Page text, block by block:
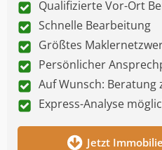
Qualifizierte Vor-Ort
Schnelle Bearbeitung
Größtes
Persönlicher
Auf Wunsch: Beratung
Express-Analyse
Jetzt